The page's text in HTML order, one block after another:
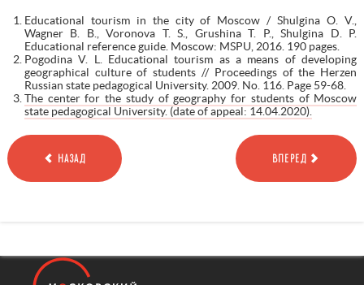
Educational tourism in the city of Moscow / Shulgina O. V.,
Wagner B. B., Voronova T. S., Grushina T. P., Shulgina D. P.
Educational reference guide. Moscow: MSPU, 2016. 190 pages.
Pogodina V. L. Educational tourism as a means of developing
geographical culture of students // Proceedings of the Herzen
Russian state pedagogical University. 2009. No. 116. Page 59-68.
The center for the study of geography for students of Moscow
state pedagogical University. (date of appeal: 14.04.2020).
НАЗАД ВПЕРЕД